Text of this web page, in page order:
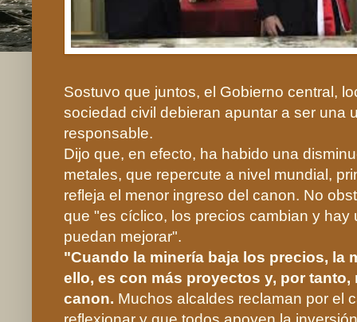
Sostuvo que juntos, el Gobierno central,
sociedad civil debieran apuntar a ser una
responsable.
Dijo que, en efecto, ha habido una
metales, que repercute a nivel mundial,
refleja el menor ingreso del canon. No
que "es cíclico, los precios cambian y hay
puedan mejorar".
"Cuando la minería baja los precios, la
ello, es con más proyectos y, por
canon. Muchos alcaldes reclaman por el